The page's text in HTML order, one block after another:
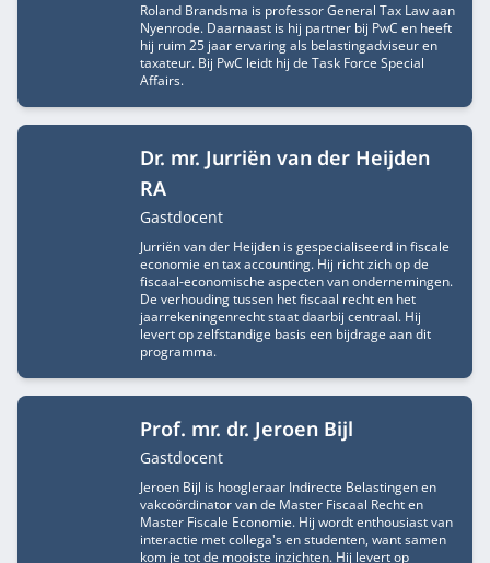
Roland Brandsma is professor General Tax Law aan
Nyenrode. Daarnaast is hij partner bij PwC en heeft
hij ruim 25 jaar ervaring als belastingadviseur en
taxateur. Bij PwC leidt hij de Task Force Special
Affairs.
Dr. mr. Jurriën van der Heijden
RA
Functietitel
Gastdocent
Jurriën van der Heijden is gespecialiseerd in fiscale
economie en tax accounting. Hij richt zich op de
fiscaal-economische aspecten van ondernemingen.
De verhouding tussen het fiscaal recht en het
jaarrekeningenrecht staat daarbij centraal. Hij
levert op zelfstandige basis een bijdrage aan dit
programma.
Prof. mr. dr. Jeroen Bijl
Functietitel
Gastdocent
Jeroen Bijl is hoogleraar Indirecte Belastingen en
vakcoördinator van de Master Fiscaal Recht en
Master Fiscale Economie. Hij wordt enthousiast van
interactie met collega's en studenten, want samen
kom je tot de mooiste inzichten. Hij levert op